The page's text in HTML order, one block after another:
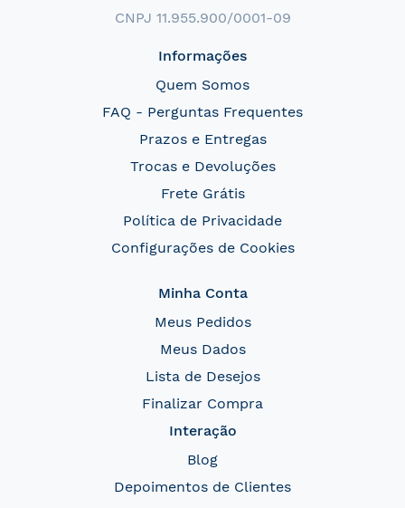
CNPJ 11.955.900/0001-09
Informações
Quem Somos
FAQ - Perguntas Frequentes
Prazos e Entregas
Trocas e Devoluções
Frete Grátis
Política de Privacidade
Configurações de Cookies
Minha Conta
Meus Pedidos
Meus Dados
Lista de Desejos
Finalizar Compra
Interação
Blog
Depoimentos de Clientes